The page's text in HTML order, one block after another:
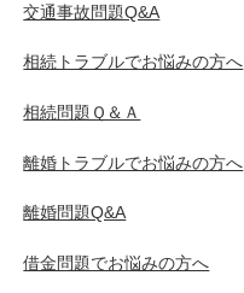
交通事故問題Q&A
相続トラブルでお悩みの方へ
相続問題Ｑ＆Ａ
離婚トラブルでお悩みの方へ
離婚問題Q&A
借金問題でお悩みの方へ